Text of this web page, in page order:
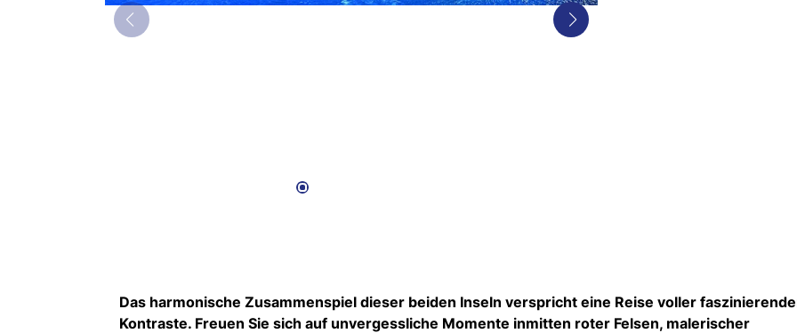
Das harmonische Zusammenspiel dieser beiden Inseln verspricht eine Reise voller
Kontraste. Freuen Sie sich auf unvergessliche Momente inmitten roter Felsen, malerischer